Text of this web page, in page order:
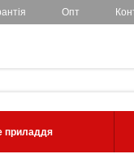
Опт
приладдя